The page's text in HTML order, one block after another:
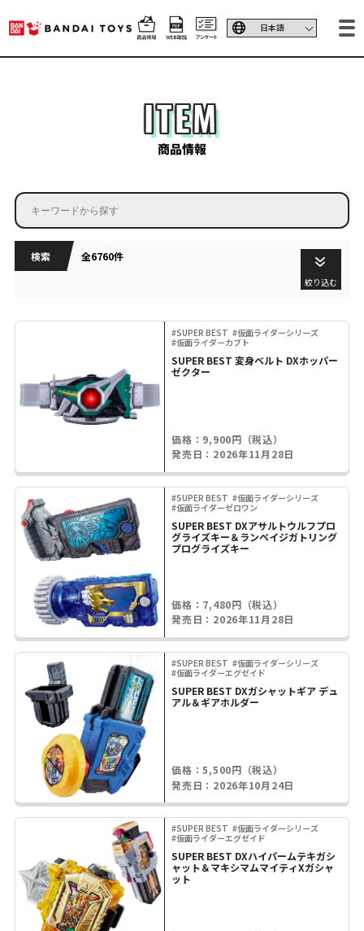
ITEM
商品情報
検索 全6760件
絞り込む
#SUPER BEST #仮面ライダーシリーズ
#仮面ライダーカブト
SUPER BEST 変身ベルト DXホッパー
ゼクター
価格：9,900円（税込）
発売日：2026年11月28日
#SUPER BEST #仮面ライダーシリーズ
#仮面ライダーゼロワン
SUPER BEST DXアサルトウルフプロ
グライズキー＆ランペイジガトリング
プログライズキー
価格：7,480円（税込）
発売日：2026年11月28日
#SUPER BEST #仮面ライダーシリーズ
#仮面ライダーエグゼイド
SUPER BEST DXガシャットギア デュ
アル＆ギアホルダー
価格：5,500円（税込）
発売日：2026年10月24日
#SUPER BEST #仮面ライダーシリーズ
#仮面ライダーエグゼイド
SUPER BEST DXハイパームテキガシ
ャット＆マキシマムマイティXガシャ
ット